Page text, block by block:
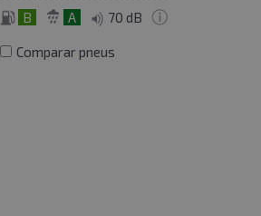
B A 70 dB
Comparar pneus